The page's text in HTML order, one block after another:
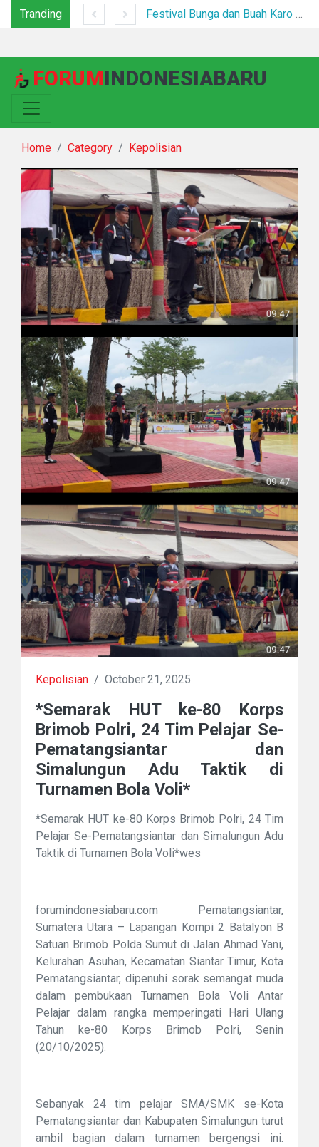
Tranding Festival Bunga dan Buah Karo 2026 Resmi Dibuka, Ribuan Pengunjung Padati Berastagi di Bawah Pengamanan Ketat
FORUMINDONESIABARU
Home Category Kepolisian
Kepolisian / October 21, 2025
*Semarak HUT ke-80 Korps
Brimob Polri, 24 Tim Pelajar Se-
Pematangsiantar dan
Simalungun Adu Taktik di
Turnamen Bola Voli*
*Semarak HUT ke-80 Korps Brimob Polri, 24 Tim
Pelajar Se-Pematangsiantar dan Simalungun Adu
Taktik di Turnamen Bola Voli*wes
forumindonesiabaru.com Pematangsiantar,
Sumatera Utara – Lapangan Kompi 2 Batalyon B
Satuan Brimob Polda Sumut di Jalan Ahmad Yani,
Kelurahan Asuhan, Kecamatan Siantar Timur, Kota
Pematangsiantar, dipenuhi sorak semangat muda
dalam pembukaan Turnamen Bola Voli Antar
Pelajar dalam rangka memperingati Hari Ulang
Tahun ke-80 Korps Brimob Polri, Senin
(20/10/2025).
Sebanyak 24 tim pelajar SMA/SMK se-Kota
Pematangsiantar dan Kabupaten Simalungun turut
ambil bagian dalam turnamen bergengsi ini.